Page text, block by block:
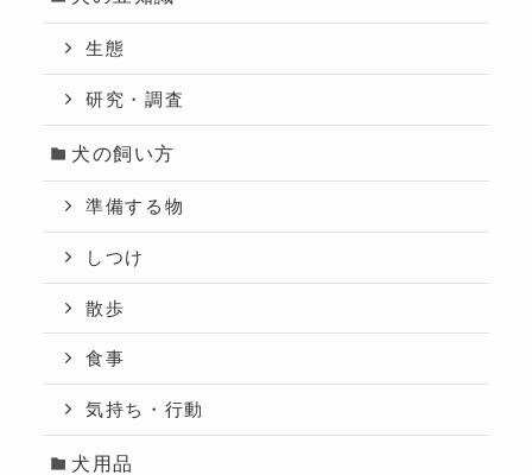
生態
研究・調査
犬の飼い方
準備する物
しつけ
散歩
食事
気持ち・行動
犬用品